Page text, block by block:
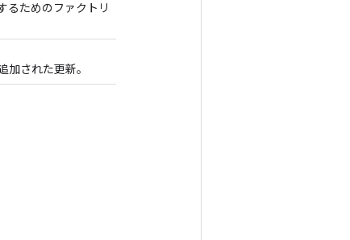
るためのファクトリ
加された更新。